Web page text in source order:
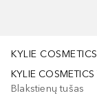
KYLIE COSMETICS
Blakstienų tušas